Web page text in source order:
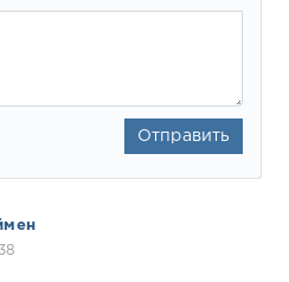
Отправить